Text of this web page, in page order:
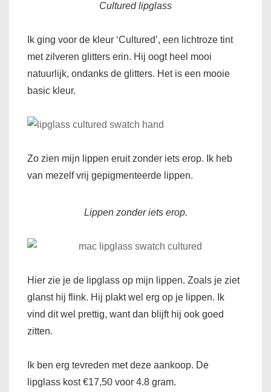
Cultured lipglass
Ik ging voor de kleur ‘Cultured’, een lichtroze tint
met zilveren glitters erin. Hij oogt heel mooi
natuurlijk, ondanks de glitters. Het is een mooie
basic kleur.
Zo zien mijn lippen eruit zonder iets erop. Ik heb
van mezelf vrij gepigmenteerde lippen.
Lippen zonder iets erop.
Hier zie je de lipglass op mijn lippen. Zoals je ziet
glanst hij flink. Hij plakt wel erg op je lippen. Ik
vind dit wel prettig, want dan blijft hij ook goed
zitten.
Ik ben erg tevreden met deze aankoop. De
lipglass kost €17,50 voor 4.8 gram.